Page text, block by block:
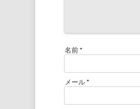
名前*
メール*